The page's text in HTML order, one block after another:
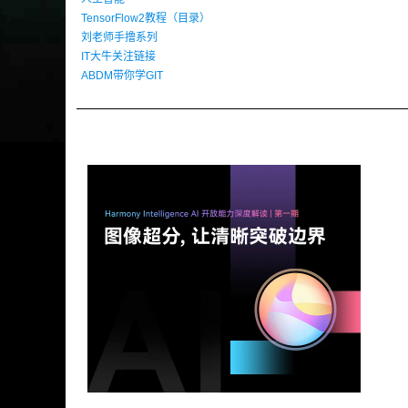
TensorFlow2教程（目录）
刘老师手撸系列
IT大牛关注链接
ABDM带你学GIT